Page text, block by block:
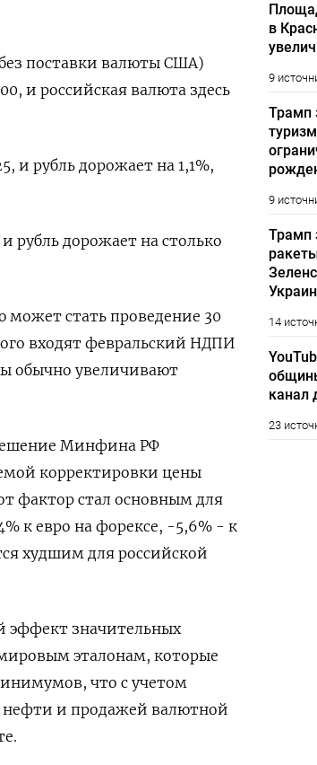
поставки валюты США)
и российская валюта здесь
и рубль дорожает на 1,1%,
рубль дорожает на столько
стать проведение 30
входят февральский НДПИ
обычно увеличивают
Минфина РФ
корректировки цены
фактор стал основным для
к евро на ​форексе, -5,6% - к
худшим ‌для российской
эффект значительных
эталонам, которые
что с учетом
нефти и продажей валютной